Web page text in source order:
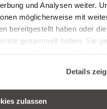
und Analysen weiter.
möglicherweise mit
bereitgestellt haben oder
gesammelt haben. Sie
Details
zulassen
1 / 6
klare Luft, und die